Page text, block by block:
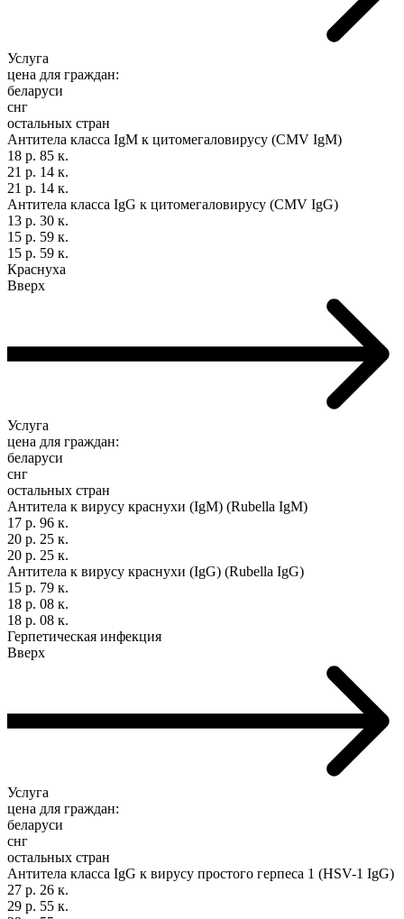
Услуга
цена для граждан:
беларуси
снг
остальных стран
Антитела класса IgM к цитомегаловирусу (CMV IgM)
18 р. 85 к.
21 р. 14 к.
21 р. 14 к.
Антитела класса IgG к цитомегаловирусу (CMV IgG)
13 р. 30 к.
15 р. 59 к.
15 р. 59 к.
Краснуха
Вверх
Услуга
цена для граждан:
беларуси
снг
остальных стран
Антитела к вирусу краснухи (IgM) (Rubella IgM)
17 р. 96 к.
20 р. 25 к.
20 р. 25 к.
Антитела к вирусу краснухи (IgG) (Rubella IgG)
15 р. 79 к.
18 р. 08 к.
18 р. 08 к.
Герпетическая инфекция
Вверх
Услуга
цена для граждан:
беларуси
снг
остальных стран
Антитела класса IgG к вирусу простого герпеса 1 (HSV-1 IgG)
27 р. 26 к.
29 р. 55 к.